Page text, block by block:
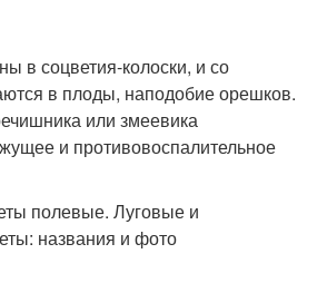
в соцветия-колоски, и со
в плоды, наподобие орешков.
или змеевика
и противовоспалительное